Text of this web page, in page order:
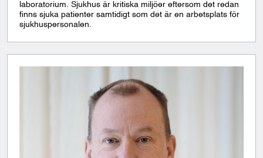
laboratorium. Sjukhus är kritiska miljöer eftersom det redan
finns sjuka patienter samtidigt som det är en arbetsplats för
sjukhuspersonalen.